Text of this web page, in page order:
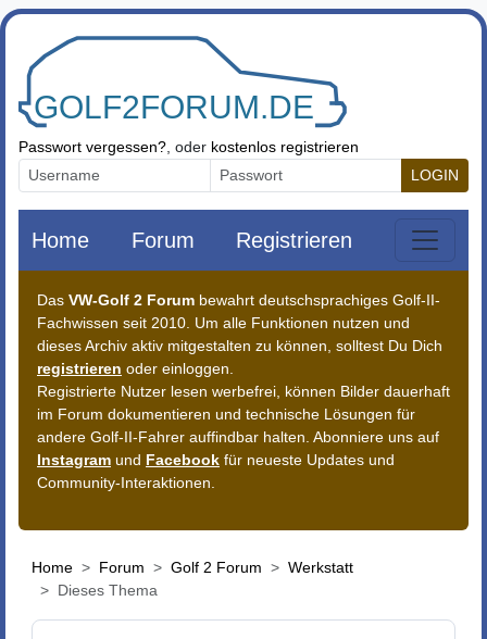
Zum Inhalt springen
Passwort vergessen? , oder kostenlos registrieren
LOGIN
Home Forum Registrieren
Das VW-Golf 2 Forum bewahrt deutschsprachiges Golf-II-
Fachwissen seit 2010. Um alle Funktionen nutzen und
dieses Archiv aktiv mitgestalten zu können, solltest Du Dich
registrieren oder einloggen.
Registrierte Nutzer lesen werbefrei, können Bilder dauerhaft
im Forum dokumentieren und technische Lösungen für
andere Golf-II-Fahrer auffindbar halten. Abonniere uns auf
Instagram und Facebook für neueste Updates und
Community-Interaktionen.
Home Forum Golf 2 Forum
Werkstatt
Dieses Thema